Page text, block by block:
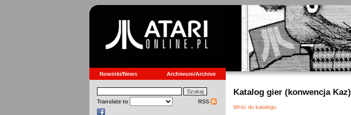
Nowinki/News Archiwum/Archive
Translate to RSS
Katalog gier (konwencja Kaz)
Wróc do katalogu